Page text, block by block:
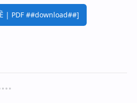
| PDF ##download##]